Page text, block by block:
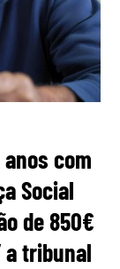
com
Social
de 850€
a tribunal